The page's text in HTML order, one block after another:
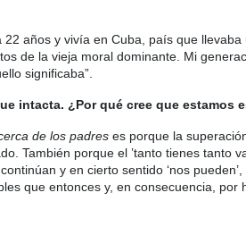
años y vivía en Cuba, país que
de la vieja moral dominante. Mi
significaba”.
intacta. ¿Por qué cree que estamos
de los padres es porque la
También porque el ʽtanto tienes tanto
y en cierto sentido ‘nos
que entonces y, en consecuencia,